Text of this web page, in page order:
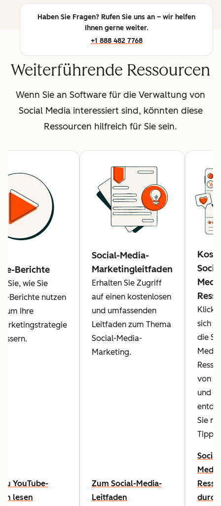
Haben Sie Fragen? Rufen Sie uns an – wir helfen
Ihnen gerne weiter.
+1 888 482 7768
Weiterführende Ressourcen
Wenn Sie an Software für die Verwaltung von
Social Media interessiert sind, könnten diese
Ressourcen hilfreich für Sie sein.
Berichte
Sie, wie Sie
Berichte nutzen
um Ihre
YouTube-
lesen
Social-Media-
Marketingleitfaden
Erhalten Sie Zugriff
auf einen kostenlosen
und umfassenden
Leitfaden zum Thema
Social-Media-
Marketing.
Zum Social-Media-
Leitfaden
sich
die
von
und
Sie
Tipps.